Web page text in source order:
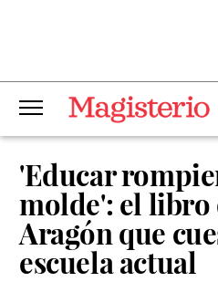
'Educar
molde': el libro
Aragón que
escuela actual